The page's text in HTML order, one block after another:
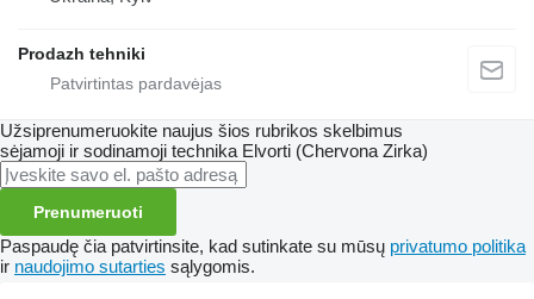
Prodazh tehniki
Užsiprenumeruokite naujus šios rubrikos skelbimus
sėjamoji ir sodinamoji technika Elvorti (Chervona Zirka)
Prenumeruoti
Paspaudę čia patvirtinsite, kad sutinkate su mūsų privatumo politika
ir naudojimo sutarties sąlygomis.